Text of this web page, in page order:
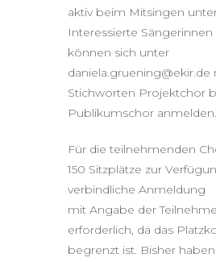
aktiv beim Mitsingen
Interessierte
können sich unter
daniela.gruening@ekir.de
Stichworten Projektchor
Publikumschor anmelden.
Für die teilnehmenden
150 Sitzplätze zur
verbindliche Anmeldung
mit Angabe der
erforderlich, da das
begrenzt ist. Bisher